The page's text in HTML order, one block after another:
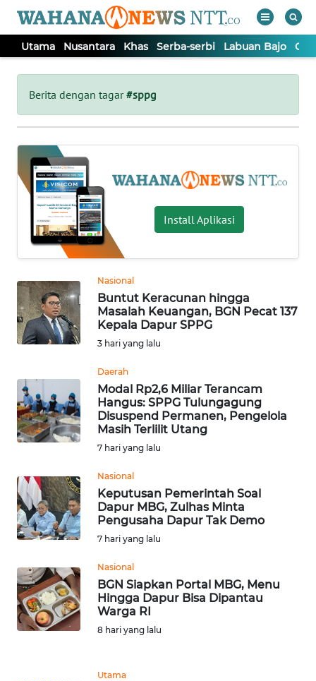
Utama Nusantara Khas Serba-serbi Labuan Bajo
Berita dengan tagar#sppg
Install Aplikasi
Nasional
Buntut Keracunan hingga
Masalah Keuangan, BGN Pecat 137
Kepala Dapur SPPG
3 hari yang lalu
Daerah
Modal Rp2,6 Miliar Terancam
Hangus: SPPG Tulungagung
Disuspend Permanen, Pengelola
Masih Terlilit Utang
7 hari yang lalu
Nasional
Keputusan Pemerintah Soal
Dapur MBG, Zulhas Minta
Pengusaha Dapur Tak Demo
7 hari yang lalu
Nasional
BGN Siapkan Portal MBG, Menu
Hingga Dapur Bisa Dipantau
Warga RI
8 hari yang lalu
Utama
Tutup
UTAMA
NUSANTARA
KHAS
SERBA-
SERBI
LABUAN
BAJO
Informasi
INDEKS
BERITA
KONTAK
KAMI
INFO
TENTANG
KAMI
PEDOMAN